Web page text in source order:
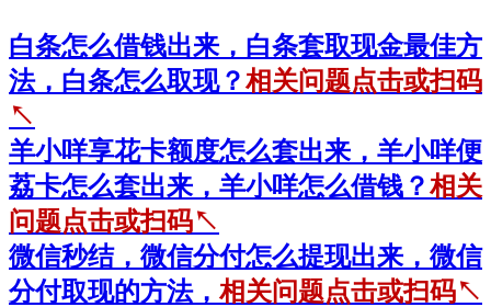
白条怎么借钱出来，白条套取现金最佳方
法，白条怎么取现？相关问题点击或扫码
↖
羊小咩享花卡额度怎么套出来，羊小咩便
荔卡怎么套出来，羊小咩怎么借钱？相关
问题点击或扫码↖
微信秒结，微信分付怎么提现出来，微信
分付取现的方法， 相关问题点击或扫码↖